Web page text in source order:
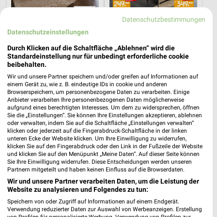
40,9 km
Büro Spezial
Gültig bis Fr. 14.08.
40,9 km
Küchen Preishits!
Gültig bis Fr. 21.08.
XXXLutz Opti Wohnwelt
Datenschutzbestimmungen
Datenschutzeinstellungen
Durch Klicken auf die Schaltfläche „Ablehnen“ wird die
Standardeinstellung nur für unbedingt erforderliche cookie
beibehalten.
Wir und unsere Partner speichern und/oder greifen auf Informationen auf
einem Gerät zu, wie z. B. eindeutige IDs in cookie und anderen
Browserspeichern, um personenbezogene Daten zu verarbeiten. Einige
Anbieter verarbeiten Ihre personenbezogenen Daten möglicherweise
aufgrund eines berechtigten Interesses. Um dem zu widersprechen, öffnen
Sie die „Einstellungen“. Sie können Ihre Einstellungen akzeptieren, ablehnen
oder verwalten, indem Sie auf die Schaltfläche „Einstellungen verwalten“
klicken oder jederzeit auf die Fingerabdruck-Schaltfläche in der linken
unteren Ecke der Website klicken. Um Ihre Einwilligung zu widerrufen,
klicken Sie auf den Fingerabdruck oder den Link in der Fußzeile der Website
und klicken Sie auf den Menüpunkt „Meine Daten“. Auf dieser Seite können
Sie Ihre Einwilligung widerrufen. Diese Entscheidungen werden unseren
Partnern mitgeteilt und haben keinen Einfluss auf die Browserdaten.
Wir und unsere Partner verarbeiten Daten, um die Leistung der
Website zu analysieren und Folgendes zu tun:
Speichern von oder Zugriff auf Informationen auf einem Endgerät.
Verwendung reduzierter Daten zur Auswahl von Werbeanzeigen. Erstellung